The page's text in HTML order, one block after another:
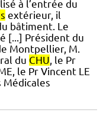
à l’entrée du
extérieur, il
bâtiment. Le
[...] Président du
Montpellier, M.
du CHU, le Pr
le Pr Vincent LE
Médicales